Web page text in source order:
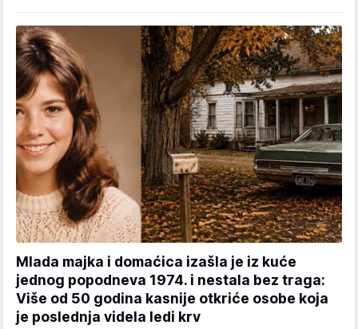
Mlada majka i domaćica izašla je iz kuće
jednog popodneva 1974. i nestala bez traga:
Više od 50 godina kasnije otkriće osobe koja
je poslednja videla ledi krv